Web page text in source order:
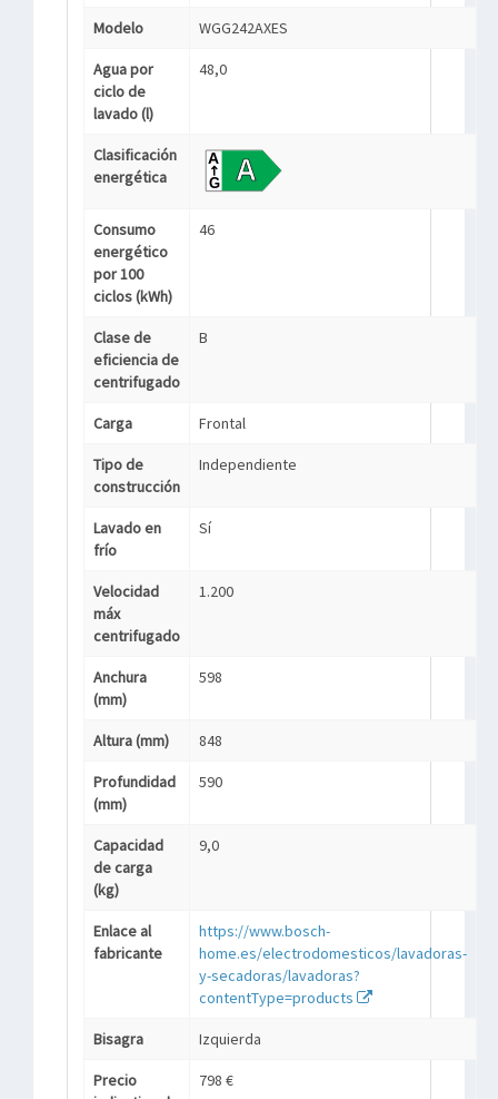
Modelo WGG242AXES
Agua por
ciclo de
lavado (l)
48,0
Clasificación
energética
Consumo
energético
por 100
ciclos (kWh)
46
Clase de
eficiencia de
centrifugado
B
Carga Frontal
Tipo de
construcción
Independiente
Lavado en
frío
Sí
Velocidad
máx
centrifugado
1.200
Anchura
(mm)
598
Altura (mm) 848
Profundidad
(mm)
590
Capacidad
de carga
(kg)
9,0
Enlace al
fabricante
https://www.bosch-
home.es/electrodomesticos/lavadoras-
y-secadoras/lavadoras?
contentType=products
Bisagra Izquierda
Precio
798 €